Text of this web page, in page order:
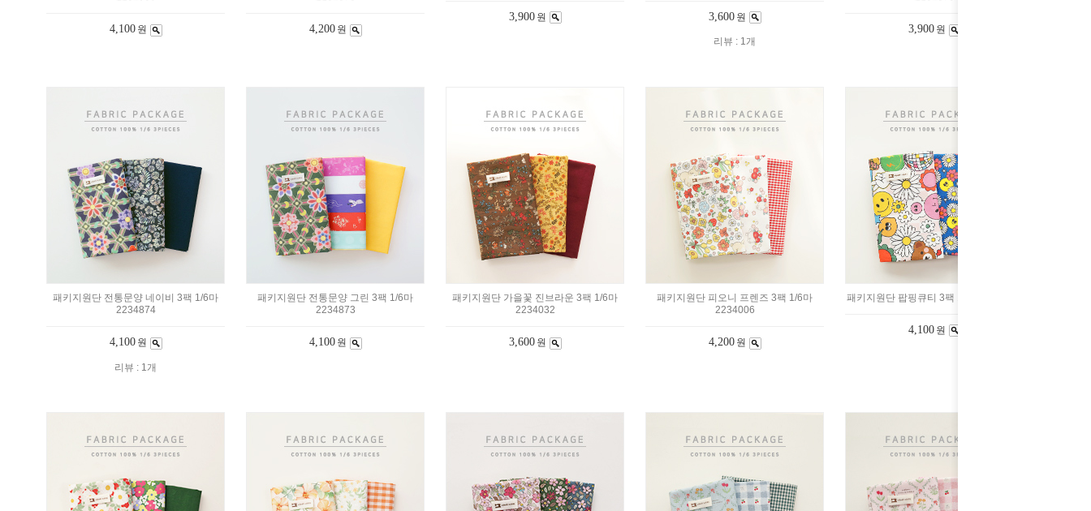
4,100 원 4,200 원
3,900 원 3,600 원
리뷰 : 1개
3,900 원
패키지원단 전통문양 네이비 3팩 1/6마
2234874
4,100 원
리뷰 : 1개
패키지원단 전통문양 그린 3팩 1/6마
2234873
4,100 원
패키지원단 가을꽃 진브라운 3팩 1/6마
2234032
3,600 원
패키지원단 피오니 프렌즈 3팩 1/6마
2234006
4,200 원
패키지원단 팝핑큐티 3팩 1/6마 2233988
4,100 원